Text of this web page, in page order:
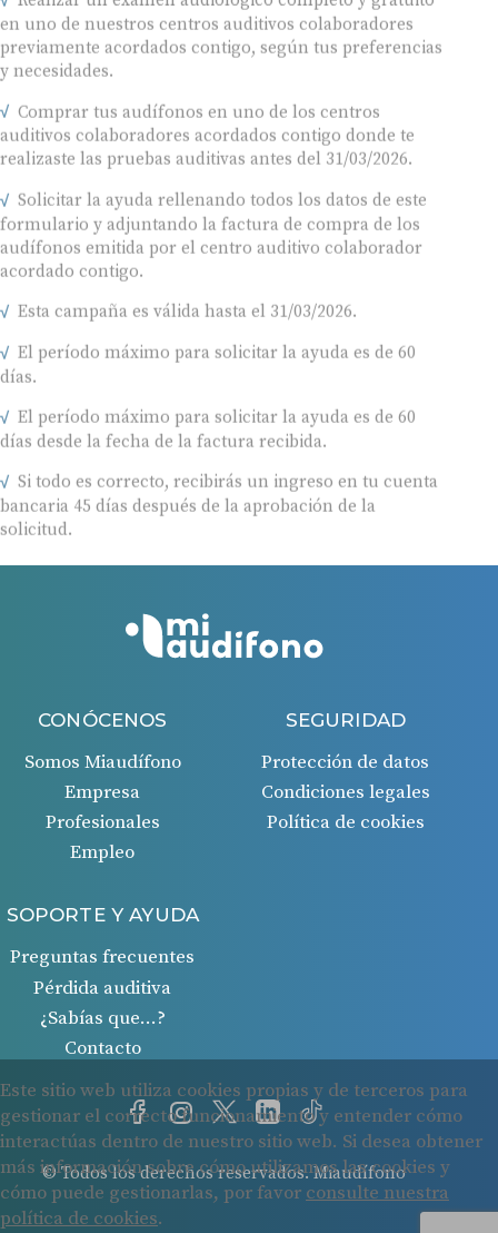
en uno de nuestros centros auditivos colaboradores
previamente acordados contigo, según tus preferencias
y necesidades.
Comprar tus audífonos en uno de los centros
auditivos colaboradores acordados contigo donde te
realizaste las pruebas auditivas antes del 31/03/2026.
Solicitar la ayuda rellenando todos los datos de este
formulario y adjuntando la factura de compra de los
audífonos emitida por el centro auditivo colaborador
acordado contigo.
Esta campaña es válida hasta el 31/03/2026.
El período máximo para solicitar la ayuda es de 60
días.
El período máximo para solicitar la ayuda es de 60
días desde la fecha de la factura recibida.
Si todo es correcto, recibirás un ingreso en tu cuenta
bancaria 45 días después de la aprobación de la
solicitud.
© Todos los derechos reservados. Miaudífono
CONÓCENOS
Somos Miaudífono
Empresa
Profesionales
Empleo
SEGURIDAD
Protección de datos
Condiciones legales
Política de cookies
SOPORTE Y AYUDA
Preguntas frecuentes
Pérdida auditiva
¿Sabías que…?
Contacto